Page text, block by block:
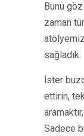
Bunu
zaman
sağladık.
İster
ettirin,
Sadece